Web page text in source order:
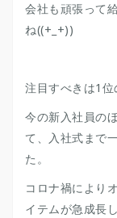
会社も頑張って
ね((+_+))
注目すべきは1位
今の新入社員の
て、入社式まで
た。
コロナ禍により
イテムが急成長